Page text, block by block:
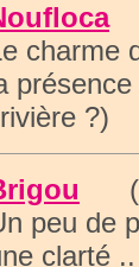
charme
?)
peu de
clarté